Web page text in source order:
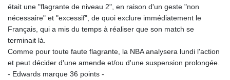
était une "flagrante de niveau 2", en raison d'un geste "non
nécessaire" et "excessif", de quoi exclure immédiatement le
Français, qui a mis du temps à réaliser que son match se
terminait là.
Comme pour toute faute flagrante, la NBA analysera lundi l'action
et peut décider d'une amende et/ou d'une suspension prolongée.
- Edwards marque 36 points -